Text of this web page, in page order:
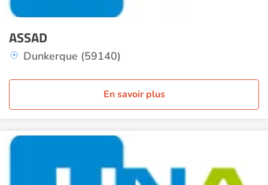
ASSAD
Dunkerque (59140)
En savoir plus